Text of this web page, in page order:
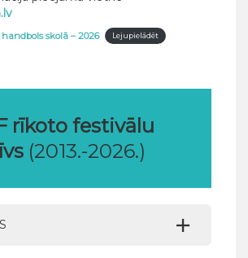
skolā – 2026 Lejupielādēt
rīkoto festivālu
(2013.-2026.)